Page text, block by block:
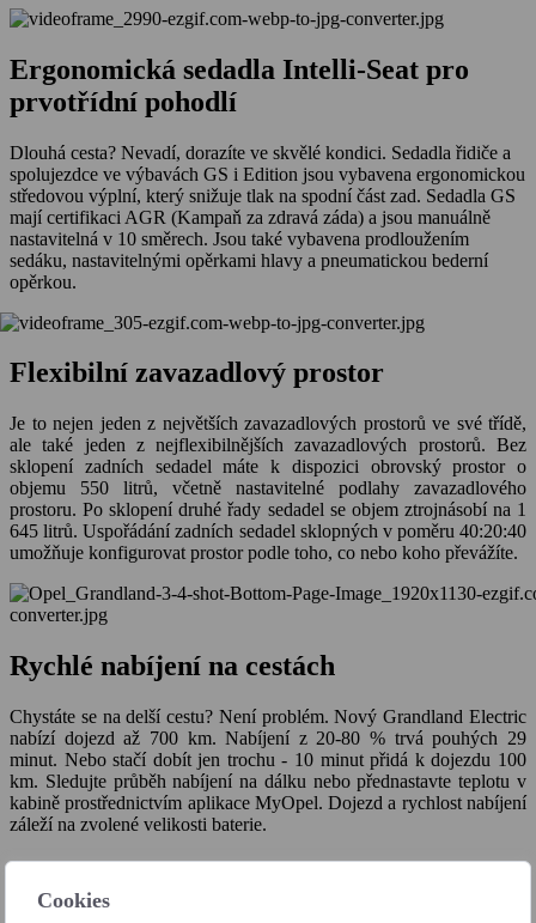
Cookies
Ergonomická sedadla Intelli-Seat pro
prvotřídní pohodlí
Dlouhá cesta? Nevadí, dorazíte ve skvělé kondici. Sedadla řidiče a
spolujezdce ve výbavách GS i Edition jsou vybavena ergonomickou
středovou výplní, který snižuje tlak na spodní část zad. Sedadla GS
mají certifikaci AGR (Kampaň za zdravá záda) a jsou manuálně
nastavitelná v 10 směrech. Jsou také vybavena prodloužením
sedáku, nastavitelnými opěrkami hlavy a pneumatickou bederní
opěrkou.
Flexibilní zavazadlový prostor
Je to nejen jeden z největších zavazadlových prostorů ve své třídě,
ale také jeden z nejflexibilnějších zavazadlových prostorů. Bez
sklopení zadních sedadel máte k dispozici obrovský prostor o
objemu 550 litrů, včetně nastavitelné podlahy zavazadlového
prostoru. Po sklopení druhé řady sedadel se objem ztrojnásobí na 1
645 litrů. Uspořádání zadních sedadel sklopných v poměru 40:20:40
umožňuje konfigurovat prostor podle toho, co nebo koho převážíte.
Rychlé nabíjení na cestách
Chystáte se na delší cestu? Není problém. Nový Grandland Electric
nabízí dojezd až 700 km. Nabíjení z 20-80 % trvá pouhých 29
minut. Nebo stačí dobít jen trochu - 10 minut přidá k dojezdu 100
km. Sledujte průběh nabíjení na dálku nebo přednastavte teplotu v
kabině prostřednictvím aplikace MyOpel. Dojezd a rychlost nabíjení
záleží na zvolené velikosti baterie.